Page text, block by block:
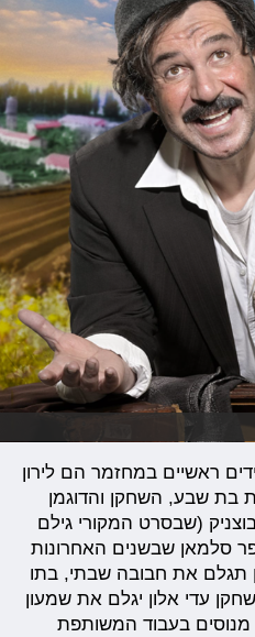
ראשיים במחזמר הם לירון
בת שבע, השחקן והדוגמן
(שבסרט המקורי גילם
סלמאן שבשנים האחרונות
תגלם את חבובה שבתי, בתו
עדי אלון יגלם את שמעון
מנוסים בעבוד המשותפת